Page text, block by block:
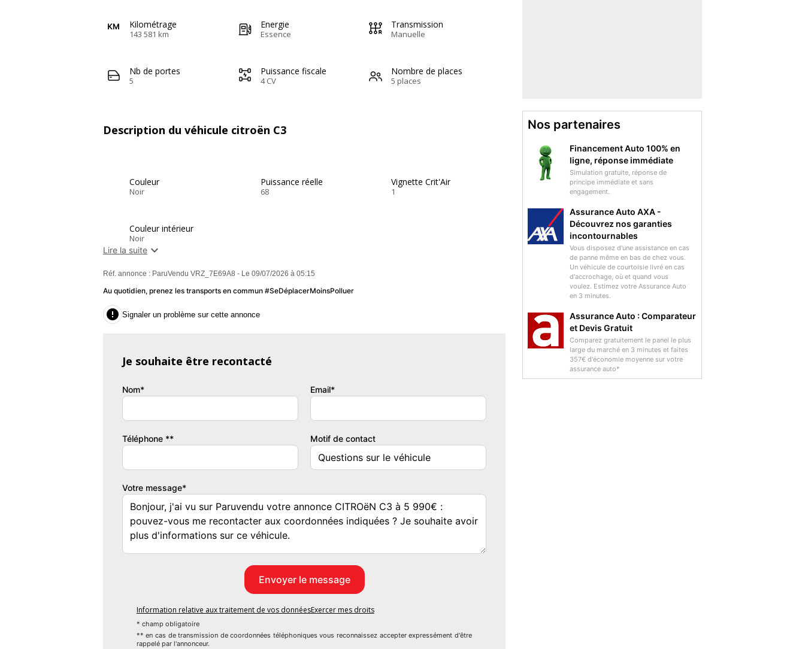
Kilométrage
143 581 km
Energie
Essence
Transmission
Manuelle
Nb de portes
5
Puissance fiscale
4 CV
Nombre de places
5 places
Description du véhicule citroën C3
Couleur
Noir
Puissance réelle
68
Vignette Crit'Air
1
Couleur intérieur
Noir
Lire la suite 
Réf. annonce : ParuVendu VRZ_7E69A8 - Le 09/07/2026 à 05:15
Au quotidien, prenez les transports en commun #SeDéplacerMoinsPolluer
 Signaler un problème sur cette annonce
Je souhaite être recontacté
Nom* Email*
Téléphone ** Motif de contact
Votre message*
Information relative aux traitement de vos donnéesExercer mes droits
* champ obligatoire
** en cas de transmission de coordonnées téléphoniques vous reconnaissez accepter expressément d'être
rappelé par l'annonceur.
Nos partenaires
Financement Auto 100% en
ligne, réponse immédiate
Simulation gratuite, réponse de
principe immédiate et sans
engagement.
Assurance Auto AXA -
Découvrez nos garanties
incontournables
Vous disposez d'une assistance en cas
de panne même en bas de chez vous.
Un véhicule de courtoisie livré en cas
d'accrochage, où et quand vous
voulez. Estimez votre Assurance Auto
en 3 minutes.
Assurance Auto : Comparateur
et Devis Gratuit
Comparez gratuitement le panel le plus
large du marché en 3 minutes et faites
357€ d'économie moyenne sur votre
assurance auto*